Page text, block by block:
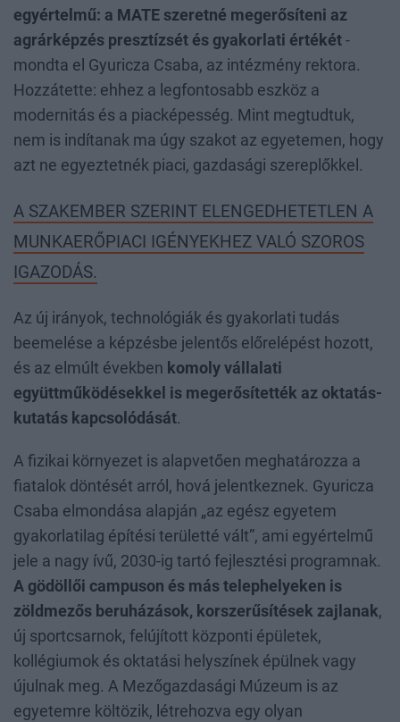
egyértelmű: a MATE szeretné megerősíteni az
agrárképzés presztízsét és gyakorlati értékét -
mondta el Gyuricza Csaba, az intézmény rektora.
Hozzátette: ehhez a legfontosabb eszköz a
modernitás és a piacképesség. Mint megtudtuk,
nem is indítanak ma úgy szakot az egyetemen, hogy
azt ne egyeztetnék piaci, gazdasági szereplőkkel.
A SZAKEMBER SZERINT ELENGEDHETETLEN A
MUNKAERŐPIACI IGÉNYEKHEZ VALÓ SZOROS
IGAZODÁS.
Az új irányok, technológiák és gyakorlati tudás
beemelése a képzésbe jelentős előrelépést hozott,
és az elmúlt években komoly vállalati
együttműködésekkel is megerősítették az oktatás-
kutatás kapcsolódását.
A fizikai környezet is alapvetően meghatározza a
fiatalok döntését arról, hová jelentkeznek. Gyuricza
Csaba elmondása alapján „az egész egyetem
gyakorlatilag építési területté vált”, ami egyértelmű
jele a nagy ívű, 2030-ig tartó fejlesztési programnak.
A gödöllői campuson és más telephelyeken is
zöldmezős beruházások, korszerűsítések zajlanak,
új sportcsarnok, felújított központi épületek,
kollégiumok és oktatási helyszínek épülnek vagy
újulnak meg. A Mezőgazdasági Múzeum is az
egyetemre költözik, létrehozva egy olyan